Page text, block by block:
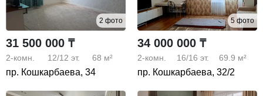
2 фото
31 500 000 ₸
2-комн. 12/12 эт. 68 м²
пр. Кошкарбаева, 34
5 фото
34 000 000 ₸
2-комн. 16/16 эт. 69.9 м²
пр. Кошкарбаева, 32/2